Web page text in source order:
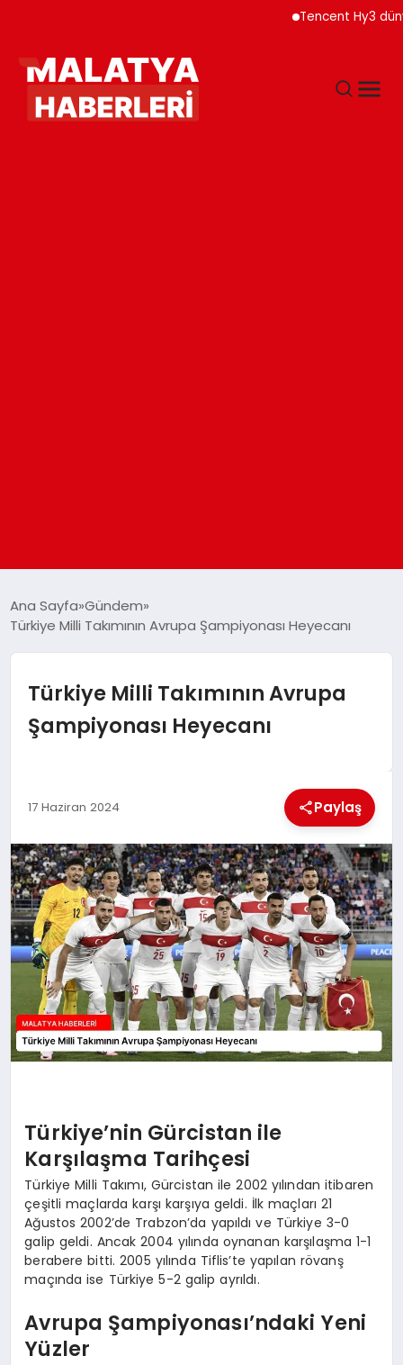
Tencent Hy3 dünya
DÜNYA
EKONOMI
MAGAZIN
SAĞLIK
SIYASET
SPOR
Ana Sayfa Gündem
Türkiye Milli Takımının Avrupa Şampiyonası Heyecanı
Türkiye Milli Takımının Avrupa
Şampiyonası Heyecanı
17 Haziran 2024 Paylaş
Türkiye’nin Gürcistan ile
Karşılaşma Tarihçesi
Türkiye Milli Takımı, Gürcistan ile 2002 yılından itibaren
çeşitli maçlarda karşı karşıya geldi. İlk maçları 21
Ağustos 2002’de Trabzon’da yapıldı ve Türkiye 3-0
galip geldi. Ancak 2004 yılında oynanan karşılaşma 1-1
berabere bitti. 2005 yılında Tiflis’te yapılan rövanş
maçında ise Türkiye 5-2 galip ayrıldı.
Avrupa Şampiyonası’ndaki Yeni
Yüzler